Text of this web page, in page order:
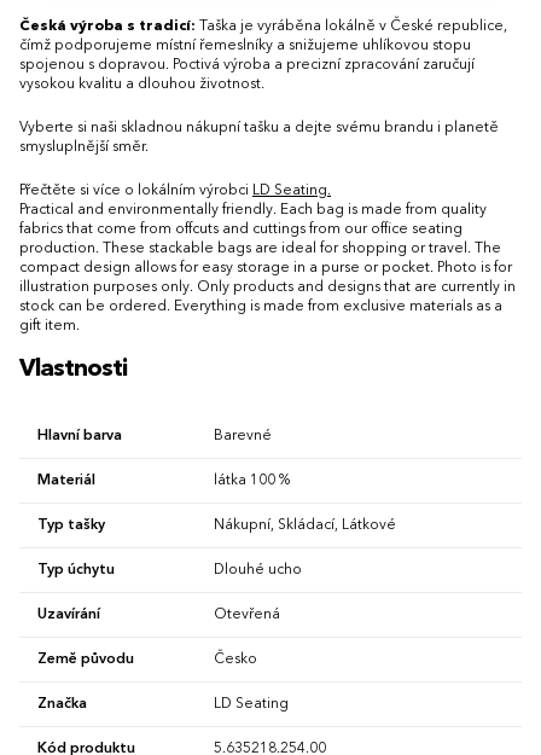
Česká výroba s tradicí:
Taška je vyráběna lokálně v České republice,
čímž podporujeme místní řemeslníky a snižujeme uhlíkovou stopu
spojenou s dopravou. Poctivá výroba a precizní zpracování zaručují
vysokou kvalitu a dlouhou životnost.
Vyberte si naši skladnou nákupní tašku a dejte svému brandu i planetě
smysluplnější směr.
Přečtěte si více o lokálním výrobci LD Seating.
Practical and environmentally friendly. Each bag is made from quality
fabrics that come from offcuts and cuttings from our office seating
production. These stackable bags are ideal for shopping or travel. The
compact design allows for easy storage in a purse or pocket. Photo is for
illustration purposes only. Only products and designs that are currently in
stock can be ordered. Everything is made from exclusive materials as a
gift item.
Vlastnosti
Hlavní barva Barevné
Materiál látka 100 %
Typ tašky Nákupní, Skládací, Látkové
Typ úchytu Dlouhé ucho
Uzavírání Otevřená
Země původu Česko
Značka LD Seating
Kód produktu 5.635218.254.00